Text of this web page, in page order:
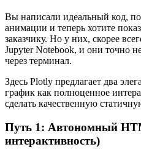
Вы написали идеальный код,
анимации и теперь хотите
заказчику. Но у них, скорее
Jupyter Notebook, и они точно
через терминал.
Здесь Plotly предлагает два
график как полноценное
сделать качественную
Путь 1: Автономный
интерактивность)